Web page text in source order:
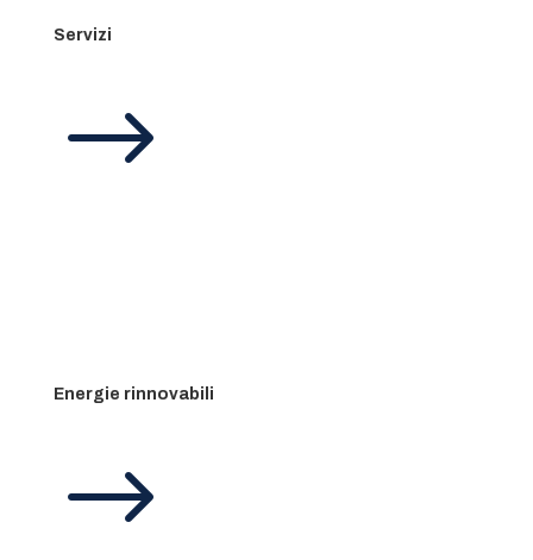
Servizi
$
Energie rinnovabili
$